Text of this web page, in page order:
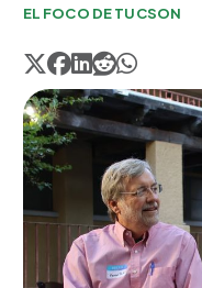
EL FOCO DE TUCSON